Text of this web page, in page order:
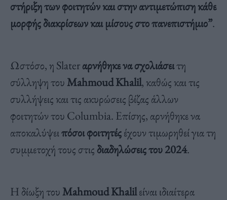
στήριξη των φοιτητών και στην αντιμετώπιση κάθε
μορφής διακρίσεων και μίσους στο πανεπιστήμιο”.
Ωστόσο, η Slaterαρνήθηκε να σχολιάσειτη
σύλληψη τουMahmoud Khalil, καθώς και τις
συλλήψεις και τις ακυρώσεις βίζας άλλων
φοιτητών του Columbia. Επίσης, αρνήθηκε να
αποκαλύψειπόσοι φοιτητέςέχουν τιμωρηθεί για τη
συμμετοχή τους στις διαδηλώσεις του 2024.
Η δίωξη τουMahmoud Khalilείναι ιδιαίτερα